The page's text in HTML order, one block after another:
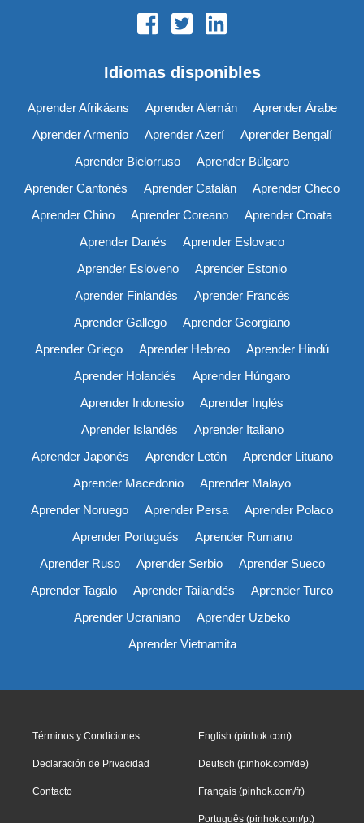
Idiomas disponibles
Aprender Afrikáans Aprender Alemán
Aprender Árabe
Aprender Armenio
Aprender Azerí
Aprender Bengalí
Aprender Bielorruso
Aprender Búlgaro
Aprender Cantonés
Aprender Catalán
Aprender Checo
Aprender Chino
Aprender Coreano
Aprender Croata
Aprender Danés
Aprender Eslovaco
Aprender Esloveno
Aprender Estonio
Aprender Finlandés
Aprender Francés
Aprender Gallego
Aprender Georgiano
Aprender Griego
Aprender Hebreo
Aprender Hindú
Aprender Holandés
Aprender Húngaro
Aprender Indonesio
Aprender Inglés
Aprender Islandés
Aprender Italiano
Aprender Japonés
Aprender Letón
Aprender Lituano
Aprender Macedonio
Aprender Malayo
Aprender Noruego
Aprender Persa
Aprender Polaco
Aprender Portugués
Aprender Rumano
Aprender Ruso
Aprender Serbio
Aprender Sueco
Aprender Tagalo
Aprender Tailandés
Aprender Turco
Aprender Ucraniano
Aprender Uzbeko
Aprender Vietnamita
Términos y Condiciones
Declaración de Privacidad
Contacto
English (pinhok.com)
Deutsch (pinhok.com/de)
Français (pinhok.com/fr)
Português (pinhok.com/pt)